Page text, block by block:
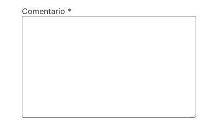
Comentario *